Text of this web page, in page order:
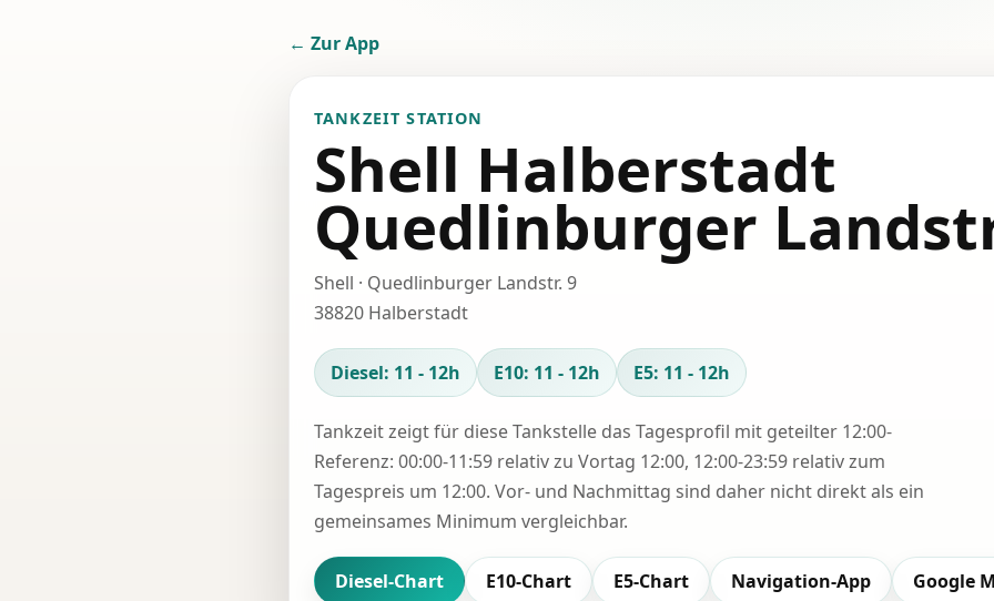
← Zur App
TANKZEIT STATION
Shell Halberstadt
Quedlinburger
Shell · Quedlinburger Landstr. 9
38820 Halberstadt
Diesel: 11 - 12h E10: 11 - 12h E5: 11 - 12h
Tankzeit zeigt für diese Tankstelle das Tagesprofil mit geteilter 12:00-
Referenz: 00:00-11:59 relativ zu Vortag 12:00, 12:00-23:59 relativ zum
Tagespreis um 12:00. Vor- und Nachmittag sind daher nicht direkt als ein
gemeinsames Minimum vergleichbar.
Diesel-Chart E10-Chart E5-Chart Navigation-App Google